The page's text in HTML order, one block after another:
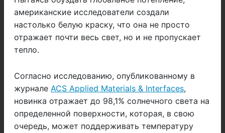
американские исследователи создали
настолько белую краску, что она не просто
отражает почти весь свет, но и не пропускает
тепло.
Согласно исследованию, опубликованному в
журнале ACS Applied Materials & Interfaces,
новинка отражает до 98,1% солнечного света на
определенной поверхности, которая, в свою
очередь, может поддерживать температуру